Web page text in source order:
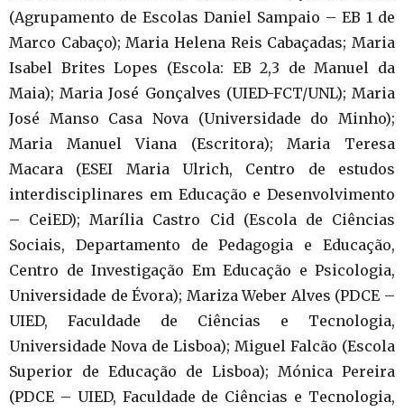
(Agrupamento de Escolas Daniel Sampaio – EB 1 de
Marco Cabaço); Maria Helena Reis Cabaçadas; Maria
Isabel Brites Lopes (Escola: EB 2,3 de Manuel da
Maia); Maria José Gonçalves (UIED-FCT/UNL); Maria
José Manso Casa Nova (Universidade do Minho);
Maria Manuel Viana (Escritora); Maria Teresa
Macara (ESEI Maria Ulrich, Centro de estudos
interdisciplinares em Educação e Desenvolvimento
– CeiED); Marília Castro Cid (Escola de Ciências
Sociais, Departamento de Pedagogia e Educação,
Centro de Investigação Em Educação e Psicologia,
Universidade de Évora); Mariza Weber Alves (PDCE –
UIED, Faculdade de Ciências e Tecnologia,
Universidade Nova de Lisboa); Miguel Falcão (Escola
Superior de Educação de Lisboa); Mónica Pereira
(PDCE – UIED, Faculdade de Ciências e Tecnologia,